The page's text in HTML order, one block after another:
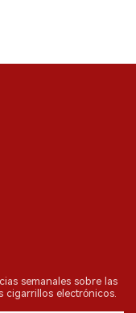
semanales sobre las
cigarrillos electrónicos.